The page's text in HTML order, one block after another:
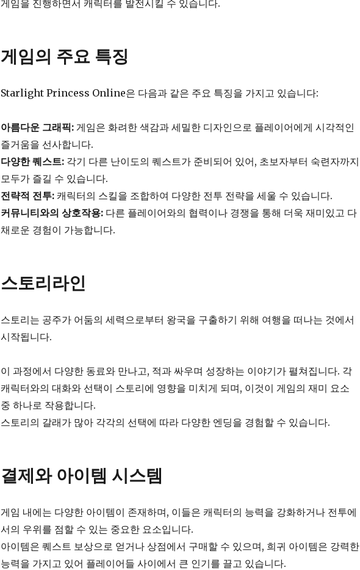
게임을 진행하면서 캐릭터를 발전시킬 수 있습니다.
게임의 주요 특징
Starlight Princess Online은 다음과 같은 주요 특징을 가지고 있습니다:
아름다운 그래픽:게임은 화려한 색감과 세밀한 디자인으로 플레이어에게 시각적인
즐거움을 선사합니다.
다양한 퀘스트:각기 다른 난이도의 퀘스트가 준비되어 있어, 초보자부터 숙련자까지
모두가 즐길 수 있습니다.
전략적 전투:캐릭터의 스킬을 조합하여 다양한 전투 전략을 세울 수 있습니다.
커뮤니티와의 상호작용:다른 플레이어와의 협력이나 경쟁을 통해 더욱 재미있고 다
채로운 경험이 가능합니다.
스토리라인
스토리는 공주가 어둠의 세력으로부터 왕국을 구출하기 위해 여행을 떠나는 것에서
시작됩니다.
이 과정에서 다양한 동료와 만나고, 적과 싸우며 성장하는 이야기가 펼쳐집니다. 각
캐릭터와의 대화와 선택이 스토리에 영향을 미치게 되며, 이것이 게임의 재미 요소
중 하나로 작용합니다.
스토리의 갈래가 많아 각각의 선택에 따라 다양한 엔딩을 경험할 수 있습니다.
결제와 아이템 시스템
게임 내에는 다양한 아이템이 존재하며, 이들은 캐릭터의 능력을 강화하거나 전투에
서의 우위를 점할 수 있는 중요한 요소입니다.
아이템은 퀘스트 보상으로 얻거나 상점에서 구매할 수 있으며, 희귀 아이템은 강력한
능력을 가지고 있어 플레이어들 사이에서 큰 인기를 끌고 있습니다.